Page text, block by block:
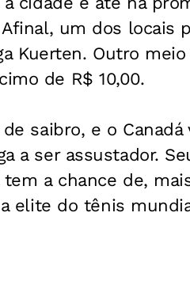
um dos locais
Kuerten. Outro
de R$ 10,00.
saibro, e o Canadá
a ser assustador.
a chance de,
elite do tênis